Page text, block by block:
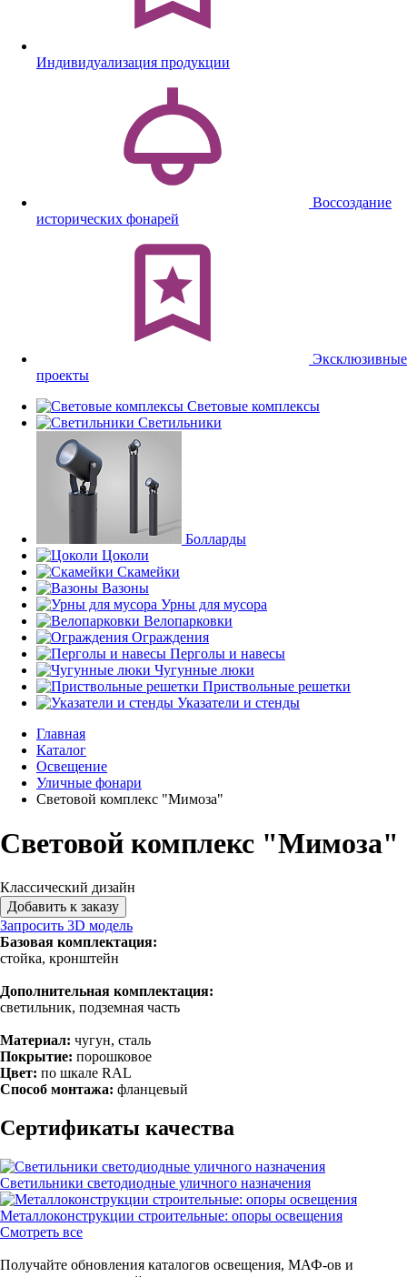
Индивидуализация продукции
Воссоздание
исторических фонарей
Эксклюзивные
проекты
Световые комплексы
Светильники
Болларды
Цоколи
Скамейки
Вазоны
Урны для мусора
Велопарковки
Ограждения
Перголы и навесы
Чугунные люки
Приствольные решетки
Указатели и стенды
Главная
Каталог
Освещение
Уличные фонари
Световой комплекс "Мимоза"
Световой комплекс "Мимоза"
Классический дизайн
Добавить к заказу
Запросить 3D модель
Базовая комплектация:
стойка, кронштейн
Дополнительная комплектация:
светильник, подземная часть
Материал: чугун, сталь
Покрытие: порошковое
Цвет: по шкале RAL
Способ монтажа: фланцевый
Сертификаты качества
Светильники светодиодные уличного назначения
Металлоконструкции строительные: опоры освещения
Смотреть все
Получайте обновления каталогов освещения, МАФ-ов и